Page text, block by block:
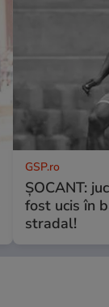
GSP.ro
ȘOCANT:
fost ucis în
stradal!